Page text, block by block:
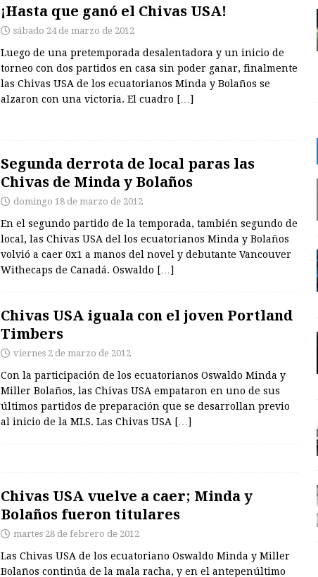
¡Hasta que ganó el Chivas USA!
sábado 24 de marzo de 2012
Luego de una pretemporada desalentadora y un inicio de
torneo con dos partidos en casa sin poder ganar, finalmente
las Chivas USA de los ecuatorianos Minda y Bolaños se
alzaron con una victoria. El cuadro […]
Segunda derrota de local paras las
Chivas de Minda y Bolaños
domingo 18 de marzo de 2012
En el segundo partido de la temporada, también segundo de
local, las Chivas USA del los ecuatorianos Minda y Bolaños
volvió a caer 0x1 a manos del novel y debutante Vancouver
Withecaps de Canadá. Oswaldo […]
Chivas USA iguala con el joven Portland
Timbers
viernes 2 de marzo de 2012
Con la participación de los ecuatorianos Oswaldo Minda y
Miller Bolaños, las Chivas USA empataron en uno de sus
últimos partidos de preparación que se desarrollan previo
al inicio de la MLS. Las Chivas USA […]
Chivas USA vuelve a caer; Minda y
Bolaños fueron titulares
martes 28 de febrero de 2012
Las Chivas USA de los ecuatoriano Oswaldo Minda y Miller
Bolaños continúa de la mala racha, y en el antepenúltimo